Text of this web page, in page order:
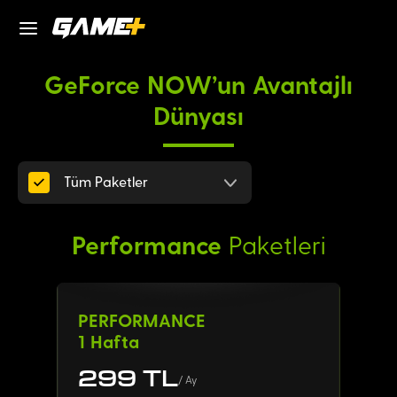
GeForce NOW'un Avantajlı
Dünyası
Tüm Paketler
Performance Paketleri
PERFORMANCE
1 Hafta
299 TL/ Ay